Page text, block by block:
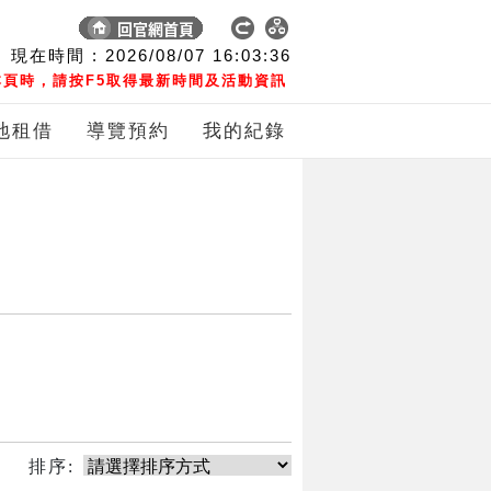
現在時間 : 2026/08/07 16:03:36
時，請按F5取得最新時間及活動資訊
租借 導覽預約 我的紀錄
排序: